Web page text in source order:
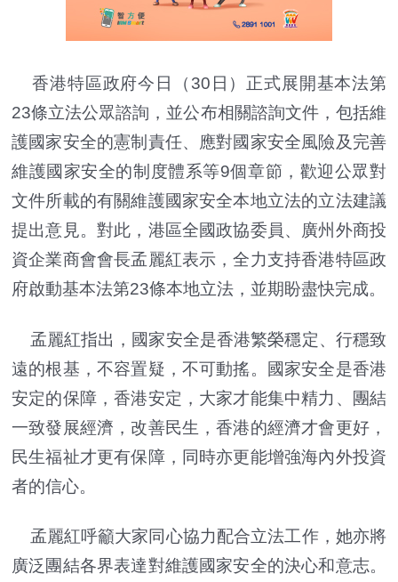
香港特區政府今日（30日）正式展開基本法第
23條立法公眾諮詢，並公布相關諮詢文件，包括維
護國家安全的憲制責任、應對國家安全風險及完善
維護國家安全的制度體系等9個章節，歡迎公眾對
文件所載的有關維護國家安全本地立法的立法建議
提出意見。對此，港區全國政協委員、廣州外商投
資企業商會會長孟麗紅表示，全力支持香港特區政
府啟動基本法第23條本地立法，並期盼盡快完成。
孟麗紅指出，國家安全是香港繁榮穩定、行穩致
遠的根基，不容置疑，不可動搖。國家安全是香港
安定的保障，香港安定，大家才能集中精力、團結
一致發展經濟，改善民生，香港的經濟才會更好，
民生福祉才更有保障，同時亦更能增強海內外投資
者的信心。
孟麗紅呼籲大家同心協力配合立法工作，她亦將
廣泛團結各界表達對維護國家安全的決心和意志。